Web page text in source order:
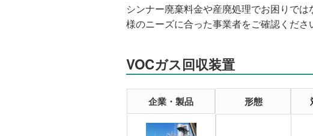
シンナー廃棄料金や産廃処理でお困りで
様のニーズに合った事業者をご確認くださ
VOCガス回収装置
企業・製品 形態